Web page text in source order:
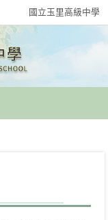
國立玉里高級中學